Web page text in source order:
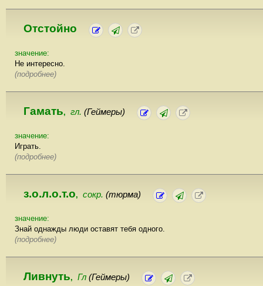
Отстойно
значение:
Не интересно.
(подробнее)
Гамать, гл. (Геймеры)
значение:
Играть.
(подробнее)
з.о.л.о.т.о, сокр. (тюрма)
значение:
Знай однажды люди оставят тебя одного.
(подробнее)
Ливнуть, Гл (Геймеры)